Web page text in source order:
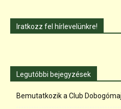
Iratkozz fel hírlevelünkre!
Legutóbbi bejegyzések
Bemutatkozik a Club